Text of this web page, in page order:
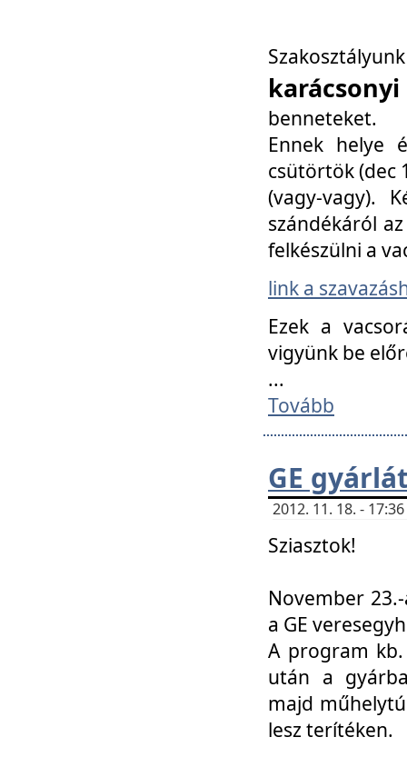
benneteket.
Ennek helye
csütörtök (dec
(vagy-vagy).
szándékáról
felkészülni a
link a
Ezek a
vigyünk be
...
Tovább
GE
2012. 11. 18. -
Sziasztok!
November
a GE
A program
után a
majd
lesz terítéken.